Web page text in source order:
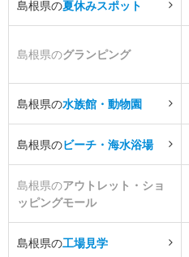
島根県の夏休みスポット
島根県のグランピング
島根県の水族館・動物園
島根県のビーチ・海水浴場
島根県のアウトレット・ショ
ッピングモール
島根県の工場見学